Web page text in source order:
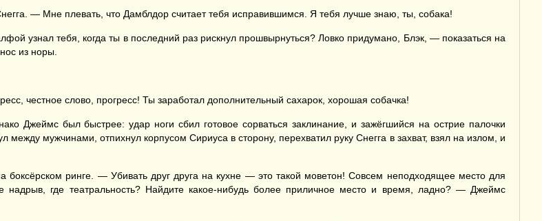
— Мне плевать, что Дамблдор считает тебя исправившимся. Я тебя лучше знаю, ты, собака!
узнал тебя, когда ты в последний раз рискнул прошвырнуться? Ловко придумано, Блэк, — показаться на
из норы.
честное слово, прогресс! Ты заработал дополнительный сахарок, хорошая собачка!
Джеймс был быстрее: удар ноги сбил готовое сорваться заклинание, и зажёгшийся на острие палочки
между мужчинами, отпихнул корпусом Сириуса в сторону, перехватил руку Снегга в захват, взял на излом, и
ринге. — Убивать друг друга на кухне — это такой моветон! Совсем неподходящее место для
где театральность? Найдите какое-нибудь более приличное место и время, ладно? — Джеймс